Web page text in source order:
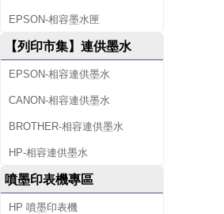
EPSON-相容墨水匣
【列印市集】連供墨水
EPSON-相容連供墨水
CANON-相容連供墨水
BROTHER-相容連供墨水
HP-相容連供墨水
噴墨印表機專區
HP 噴墨印表機